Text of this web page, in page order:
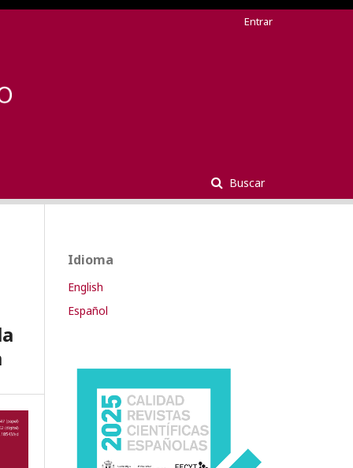
Buscar
Entrar
Idioma
English
Español